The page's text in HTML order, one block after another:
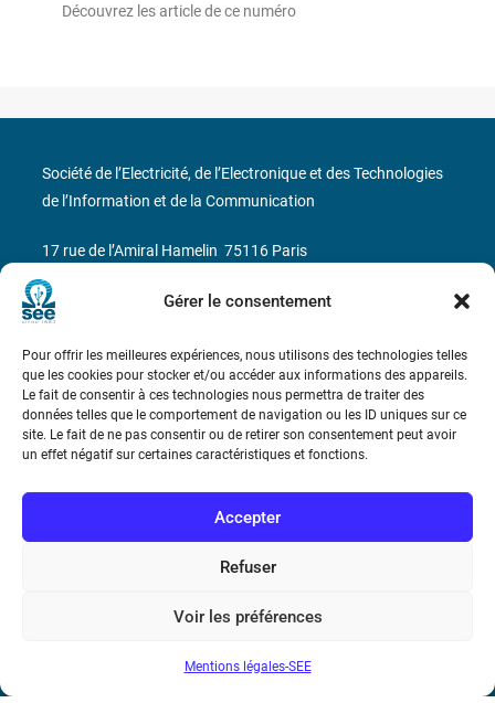
Gérer le consentement
Pour offrir les meilleures expériences, nous utilisons des technologies telles
que les cookies pour stocker et/ou accéder aux informations des appareils.
Le fait de consentir à ces technologies nous permettra de traiter des
données telles que le comportement de navigation ou les ID uniques sur ce
site. Le fait de ne pas consentir ou de retirer son consentement peut avoir
un effet négatif sur certaines caractéristiques et fonctions.
Accepter
Refuser
Voir les préférences
Mentions légales-SEE
Découvrez les article de ce numéro
Marie Ampère
Conditions Générales de Vente
Mentions légales
Société de l’Electricité, de l’Electronique et des Technologies
de l’Information et de la Communication
17 rue de l’Amiral Hamelin 75116 Paris
Métro : « Boissière » Ligne 6 et « Iéna » Ligne 9
Téléphone : (+33) 1 56 90 37 17
N° de SIREN : 785 393 232, Code APE : 9412Z TVA intra-
communautaire : FR44 785 393 232